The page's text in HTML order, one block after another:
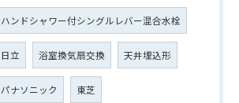
ハンドシャワー付シングルレバー混合水栓
日立 浴室換気扇交換 天井埋込形
パナソニック 東芝